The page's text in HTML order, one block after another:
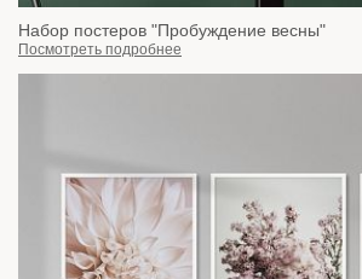
Набор постеров "Пробуждение весны"
Посмотреть подробнее